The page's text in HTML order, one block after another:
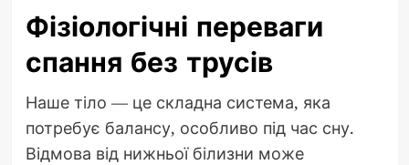
Фізіологічні переваги
спання без трусів
Наше тіло — це складна система, яка
потребує балансу, особливо під час сну.
Відмова від нижньої білизни може